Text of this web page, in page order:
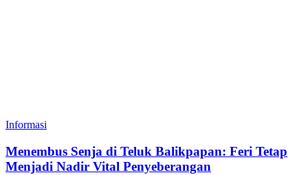
Informasi
Menembus Senja di Teluk Balikpapan: Feri Tetap
Menjadi Nadir Vital Penyeberangan